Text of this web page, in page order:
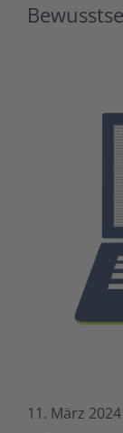
11. März 2024